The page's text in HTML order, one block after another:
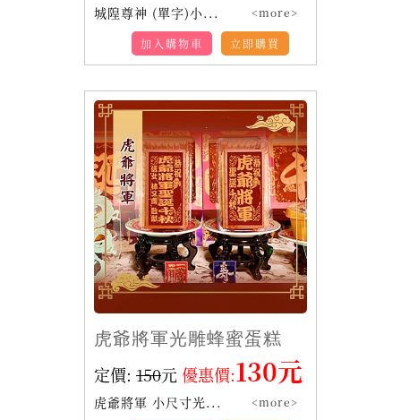
城隍尊神 (單字)小... <more>
立即購買
加入購物車
虎爺將軍光雕蜂蜜蛋糕
定價: 150元 優惠價:130元
虎爺將軍 小尺寸光... <more>